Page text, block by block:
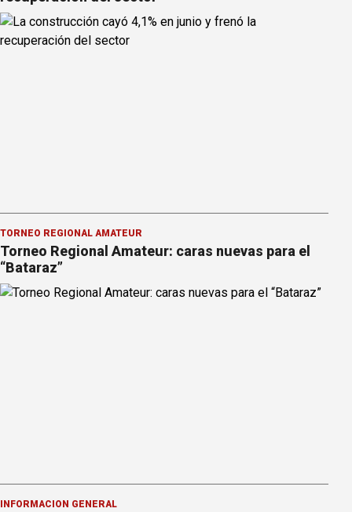
TORNEO REGIONAL AMATEUR
Torneo Regional Amateur: caras nuevas para el
“Bataraz”
INFORMACION GENERAL